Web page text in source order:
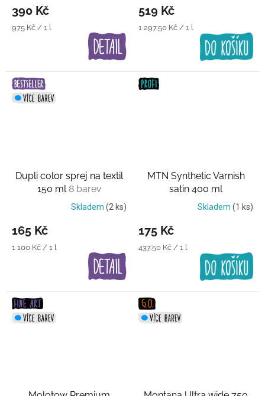
390 Kč
Měrná
975 Kč / 1 l
519 Kč
Měrná
1 297,50 Kč / 1 l
Dupli color sprej na textil
150 ml 8 barev
Skladem (2 ks)
165 Kč
Měrná
1 100 Kč / 1 l
MTN Synthetic Varnish
satin 400 ml
Transparentní lak
Skladem (1 ks)
175 Kč
Měrná
437,50 Kč / 1 l